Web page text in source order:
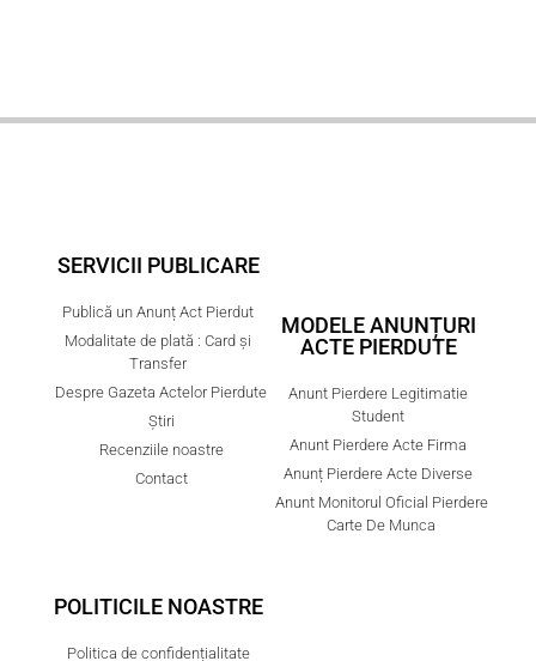
SERVICII PUBLICARE
Publică un Anunț Act Pierdut
Modalitate de plată : Card și
Transfer
Despre Gazeta Actelor Pierdute
Știri
Recenziile noastre
Contact
MODELE ANUNȚURI
ACTE PIERDUTE
Anunt Pierdere Legitimatie
Student
Anunt Pierdere Acte Firma
Anunț Pierdere Acte Diverse
Anunt Monitorul Oficial Pierdere
Carte De Munca
POLITICILE NOASTRE
Politica de confidențialitate